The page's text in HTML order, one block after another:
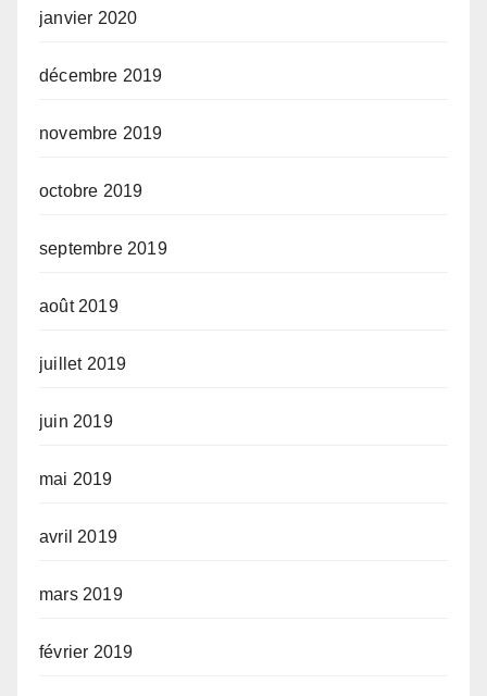
janvier 2020
décembre 2019
novembre 2019
octobre 2019
septembre 2019
août 2019
juillet 2019
juin 2019
mai 2019
avril 2019
mars 2019
février 2019